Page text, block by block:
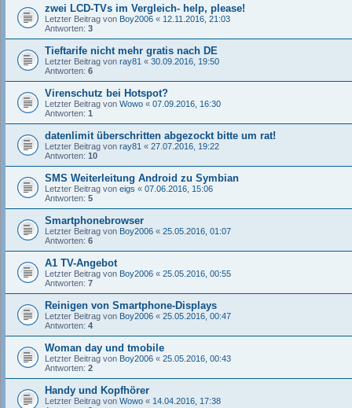
zwei LCD-TVs im Vergleich- help, please!
Letzter Beitrag von Boy2006 « 12.11.2016, 21:03
Antworten: 3
Tieftarife nicht mehr gratis nach DE
Letzter Beitrag von ray81 « 30.09.2016, 19:50
Antworten: 6
Virenschutz bei Hotspot?
Letzter Beitrag von Wowo « 07.09.2016, 16:30
Antworten: 1
datenlimit überschritten abgezockt bitte um rat!
Letzter Beitrag von ray81 « 27.07.2016, 19:22
Antworten: 10
SMS Weiterleitung Android zu Symbian
Letzter Beitrag von eigs « 07.06.2016, 15:06
Antworten: 5
Smartphonebrowser
Letzter Beitrag von Boy2006 « 25.05.2016, 01:07
Antworten: 6
A1 TV-Angebot
Letzter Beitrag von Boy2006 « 25.05.2016, 00:55
Antworten: 7
Reinigen von Smartphone-Displays
Letzter Beitrag von Boy2006 « 25.05.2016, 00:47
Antworten: 4
Woman day und tmobile
Letzter Beitrag von Boy2006 « 25.05.2016, 00:43
Antworten: 2
Handy und Kopfhörer
Letzter Beitrag von Wowo « 14.04.2016, 17:38